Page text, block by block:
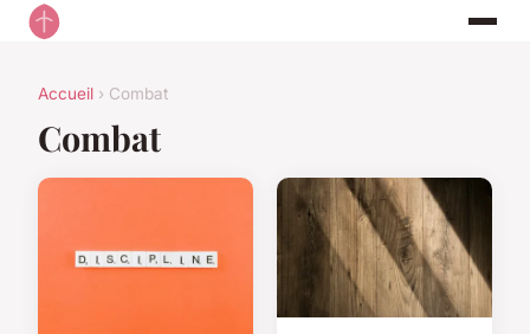
Accueil › Combat
Combat